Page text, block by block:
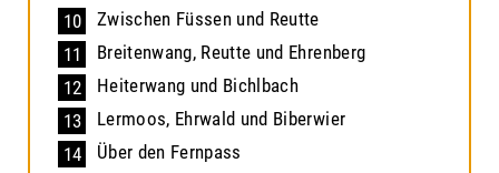
10
Zwischen Füssen und Reutte
11
Breitenwang, Reutte und Ehrenberg
12
Heiterwang und Bichlbach
13
Lermoos, Ehrwald und Biberwier
14
Über den Fernpass